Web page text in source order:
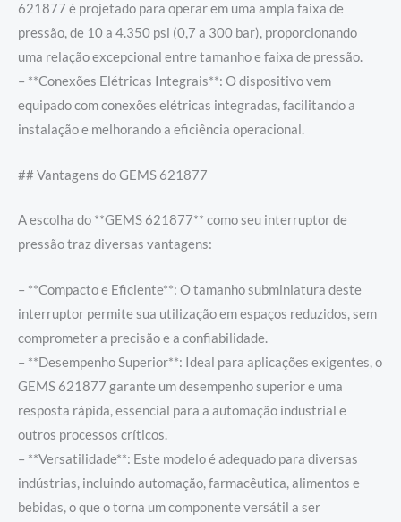
621877 é projetado para operar em uma ampla faixa de
pressão, de 10 a 4.350 psi (0,7 a 300 bar), proporcionando
uma relação excepcional entre tamanho e faixa de pressão.
– **Conexões Elétricas Integrais**: O dispositivo vem
equipado com conexões elétricas integradas, facilitando a
instalação e melhorando a eficiência operacional.
## Vantagens do GEMS 621877
A escolha do **GEMS 621877** como seu interruptor de
pressão traz diversas vantagens:
– **Compacto e Eficiente**: O tamanho subminiatura deste
interruptor permite sua utilização em espaços reduzidos, sem
comprometer a precisão e a confiabilidade.
– **Desempenho Superior**: Ideal para aplicações exigentes, o
GEMS 621877 garante um desempenho superior e uma
resposta rápida, essencial para a automação industrial e
outros processos críticos.
– **Versatilidade**: Este modelo é adequado para diversas
indústrias, incluindo automação, farmacêutica, alimentos e
bebidas, o que o torna um componente versátil a ser